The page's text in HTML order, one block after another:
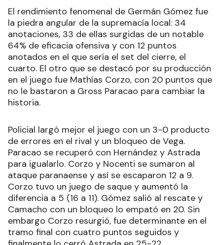
El rendimiento fenomenal de Germán Gómez fue
la piedra angular de la supremacía local: 34
anotaciones, 33 de ellas surgidas de un notable
64% de eficacia ofensiva y con 12 puntos
anotados en el que sería el set del cierre, el
cuarto. El otro que se destacó por su producción
en el juego fue Mathías Corzo, con 20 puntos que
no le bastaron a Gross Paracao para cambiar la
historia.
Policial largó mejor el juego con un 3-0 producto
de errores en el rival y un bloqueo de Vega.
Paracao se recuperó con Hernández y Astrada
para igualarlo. Corzo y Nocenti se sumaron al
ataque paranaense y así se escaparon 12 a 9.
Corzo tuvo un juego de saque y aumentó la
diferencia a 5 (16 a 11). Gómez salió al rescate y
Camacho con un bloqueo lo empató en 20. Sin
embargo Corzo resurgió, fue determinante en el
tramo final con cuatro puntos seguidos y